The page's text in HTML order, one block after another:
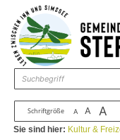
Zum Inhalt ,zur Navigation
Schriftgröße A A A
Sie sind hier: Kultur &